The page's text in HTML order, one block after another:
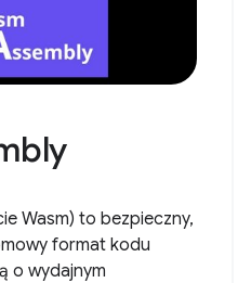
Wasm) to bezpieczny,
format kodu
o wydajnym